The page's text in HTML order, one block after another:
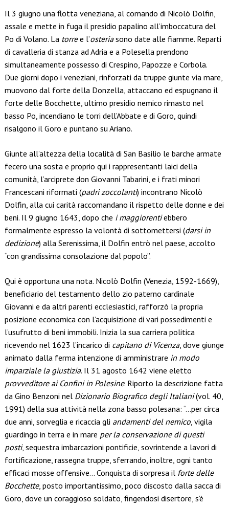
Il 3 giugno una flotta veneziana, al comando di Nicolò Dolfin,
assale e mette in fuga il presidio papalino all’imboccatura del
Po di Volano. La torree l’osteriasono date alle fiamme. Reparti
di cavalleria di stanza ad Adria e a Polesella prendono
simultaneamente possesso di Crespino, Papozze e Corbola.
Due giorni dopo i veneziani, rinforzati da truppe giunte via mare,
muovono dal forte della Donzella, attaccano ed espugnano il
forte delle Bocchette, ultimo presidio nemico rimasto nel
basso Po, incendiano le torri dell’Abbate e di Goro, quindi
risalgono il Goro e puntano su Ariano.
Giunte all’altezza della località di San Basilio le barche armate
fecero una sosta e proprio qui i rappresentanti laici della
comunità, l’arciprete don Giovanni Tabarini, e i frati minori
Francescani riformati (padri zoccolanti) incontrano Nicolò
Dolfin, alla cui carità raccomandano il rispetto delle donne e dei
beni. Il 9 giugno 1643, dopo che i maggiorentiebbero
formalmente espresso la volontà di sottomettersi (darsi in
dedizione) alla Serenissima, il Dolfin entrò nel paese, accolto
“con grandissima consolazione dal popolo”.
Qui è opportuna una nota. Nicolò Dolfin (Venezia, 1592-1669),
beneficiario del testamento dello zio paterno cardinale
Giovanni e da altri parenti ecclesiastici, rafforzò la propria
posizione economica con l’acquisizione di vari possedimenti e
l’usufrutto di beni immobili. Inizia la sua carriera politica
ricevendo nel 1623 l’incarico di capitano di Vicenza, dove giunge
animato dalla ferma intenzione di amministrare in modo
imparziale la giustizia. Il 31 agosto 1642 viene eletto
provveditore ai Confini in Polesine. Riporto la descrizione fatta
da Gino Benzoni nel Dizionario Biografico degli Italiani(vol. 40,
1991) della sua attività nella zona basso polesana: “…per circa
due anni, sorveglia e ricaccia gli andamenti del nemico, vigila
guardingo in terra e in mare per la conservazione di questi
posti, sequestra imbarcazioni pontificie, sovrintende a lavori di
fortificazione, rassegna truppe, sferrando, inoltre, ogni tanto
efficaci mosse offensive… Conquista di sorpresa il forte delle
Bocchette, posto importantissimo, poco discosto dalla sacca di
Goro, dove un coraggioso soldato, fingendosi disertore, s’è